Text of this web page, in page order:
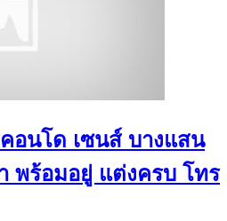
อนโด เซนส์ บางแสน
พร้อมอยู่ แต่งครบ โทร